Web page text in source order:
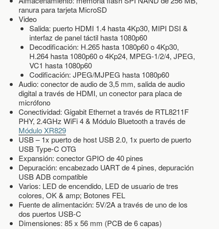
ranura para tarjeta MicroSD
Video
Salida: puerto HDMI 1.4 hasta 4Kp30, MIPI DSI &
interfaz de panel táctil hasta 1080p60
Decodificación: H.265 hasta 1080p60 o 4Kp30,
H.264 hasta 1080p60 o 4Kp24, MPEG-1/2/4, JPEG,
VC1 hasta 1080p60
Codificación: JPEG/MJPEG hasta 1080p60
Audio: conector de audio de 3,5 mm, salida de audio
digital a través de HDMI, un conector para placa de
micrófono
Conectividad: Gigabit Ethernet a través de RTL8211F
PHY, 2.4GHz WiFi 4 & Módulo Bluetooth a través de
Módulo XR829
USB – 1x puerto de host USB 2.0, 1x puerto de puerto
USB Type-C OTG
Expansión: conector GPIO de 40 pines
Depuración: encabezado UART de 4 pines, depuración
USB ADB compatible
Varios: LED de encendido, LED de usuario de tres
colores, OK & amp; Botones FEL
Fuente de alimentación: 5V/2A a través de uno de los
dos puertos USB-C
Dimensiones: 85 x 56 mm (PCB de 6 capas)